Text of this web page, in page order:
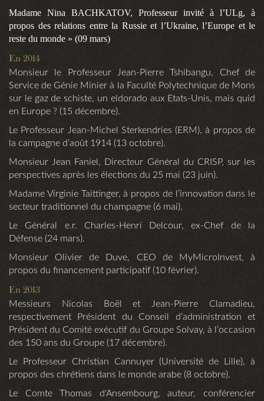
Madame Nina BACHKATOV, Professeur invité à l’ULg, à
propos des relations entre la Russie et l’Ukraine, l’Europe et le
reste du monde » (09 mars)
En 2014
Monsieur le Professeur Jean-Pierre Tshibangu, Chef de
Service de Génie Minier à la Faculté Polytechnique de Mons
sur le gaz de schiste, un eldorado aux Etats-Unis, mais quid
en Europe ? (15 décembre).
Le Professeur Jean-Michel Sterkendries (ERM), à propos de
la campagne d’août 1914 (13 octobre).
Monsieur Jean Faniel, Directeur Général du CRISP, sur les
perspectives après les élections du 25 mai (23 juin).
Madame Virginie Taittinger, à propos de l’innovation dans le
secteur traditionnel du champagne (6 mai).
Le Général e.r. Charles-Henri Delcour, ex-Chef de la
Défense (24 mars).
Monsieur Olivier de Duve, CEO de MyMicroInvest, à
propos du financement participatif (10 février).
En 2013
Messieurs Nicolas Boël et Jean-Pierre Clamadieu,
respectivement Président du Conseil d’administration et
Président du Comité exécutif du Groupe Solvay, à l’occasion
des 150 ans du Groupe (17 décembre).
Le Professeur Christian Cannuyer (Université de Lille), à
propos des chrétiens dans le monde arabe (8 octobre).
Le Comte Thomas d'Ansembourg, auteur, conférencier